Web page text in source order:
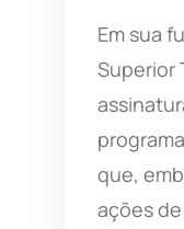
Em sua
Superior
que,
ações